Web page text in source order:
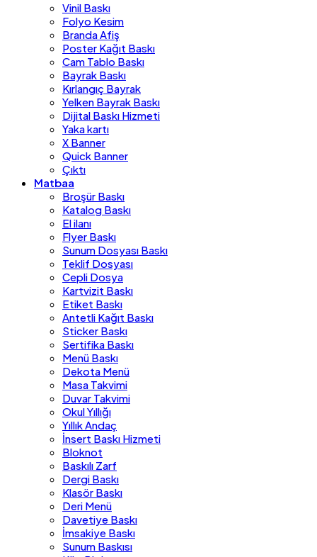
Vinil Baskı
Folyo Kesim
Branda Afiş
Poster Kağıt Baskı
Cam Tablo Baskı
Bayrak Baskı
Kırlangıç Bayrak
Yelken Bayrak Baskı
Dijital Baskı Hizmeti
Yaka kartı
X Banner
Quick Banner
Çıktı
Matbaa
Broşür Baskı
Katalog Baskı
El ilanı
Flyer Baskı
Sunum Dosyası Baskı
Teklif Dosyası
Cepli Dosya
Kartvizit Baskı
Etiket Baskı
Antetli Kağıt Baskı
Sticker Baskı
Sertifika Baskı
Menü Baskı
Dekota Menü
Masa Takvimi
Duvar Takvimi
Okul Yıllığı
Yıllık Andaç
İnsert Baskı Hizmeti
Bloknot
Baskılı Zarf
Dergi Baskı
Klasör Baskı
Deri Menü
Davetiye Baskı
İmsakiye Baskı
Sunum Baskısı